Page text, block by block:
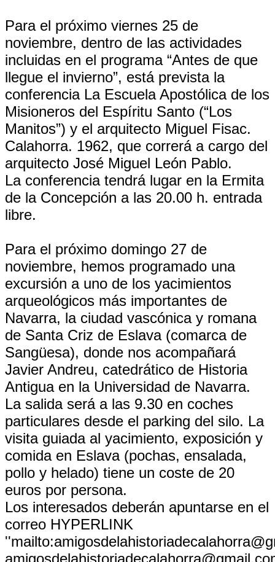
Para el próximo viernes 25 de
noviembre, dentro de las actividades
incluidas en el programa “Antes de que
llegue el invierno”, está prevista la
conferencia La Escuela Apostólica de los
Misioneros del Espíritu Santo (“Los
Manitos”) y el arquitecto Miguel Fisac.
Calahorra. 1962, que correrá a cargo del
arquitecto José Miguel León Pablo.
La conferencia tendrá lugar en la Ermita
de la Concepción a las 20.00 h. entrada
libre.
Para el próximo domingo 27 de
noviembre, hemos programado una
excursión a uno de los yacimientos
arqueológicos más importantes de
Navarra, la ciudad vascónica y romana
de Santa Criz de Eslava (comarca de
Sangüesa), donde nos acompañará
Javier Andreu, catedrático de Historia
Antigua en la Universidad de Navarra.
La salida será a las 9.30 en coches
particulares desde el parking del silo. La
visita guiada al yacimiento, exposición y
comida en Eslava (pochas, ensalada,
pollo y helado) tiene un coste de 20
euros por persona.
Los interesados deberán apuntarse en el
correo HYPERLINK